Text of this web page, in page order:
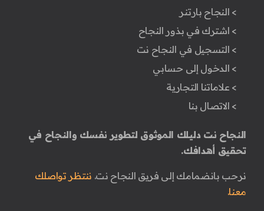
> النجاح بارتنر
> اشترك في بذور النجاح
> التسجيل في النجاح نت
> الدخول إلى حسابي
> علاماتنا التجارية
> الاتصال بنا
النجاح نت دليلك الموثوق لتطوير نفسك والنجاح في
تحقيق أهدافك.
نرحب بانضمامك إلى فريق النجاح نت. ننتظر تواصلك
معنا.